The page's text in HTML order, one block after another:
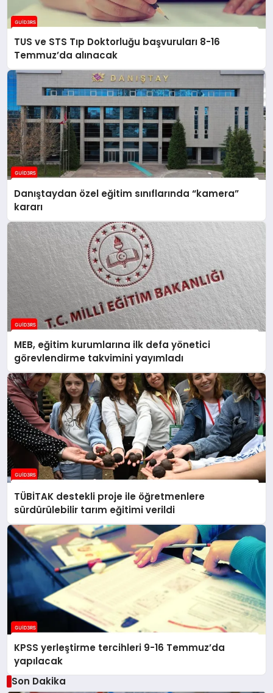
TUS ve STS Tıp Doktorluğu başvuruları 8-16
Temmuz’da alınacak
Danıştaydan özel eğitim sınıflarında “kamera”
kararı
MEB, eğitim kurumlarına ilk defa yönetici
görevlendirme takvimini yayımladı
TÜBİTAK destekli proje ile öğretmenlere
sürdürülebilir tarım eğitimi verildi
KPSS yerleştirme tercihleri 9-16 Temmuz’da
yapılacak
Son Dakika